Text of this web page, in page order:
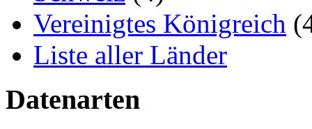
Vereinigtes Königreich
Liste aller Länder
Datenarten